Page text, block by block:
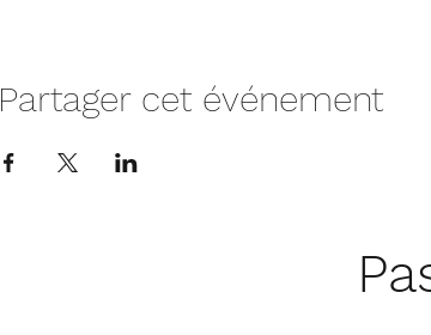
Partager cet événement